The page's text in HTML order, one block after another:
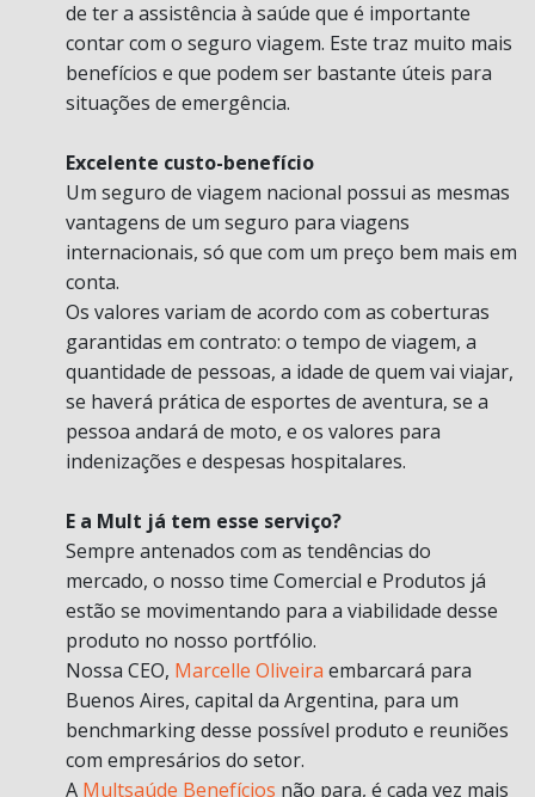
de ter a assistência à saúde que é importante
contar com o seguro viagem. Este traz muito mais
benefícios e que podem ser bastante úteis para
situações de emergência.
Excelente custo-benefício
Um seguro de viagem nacional possui as mesmas
vantagens de um seguro para viagens
internacionais, só que com um preço bem mais em
conta.
Os valores variam de acordo com as coberturas
garantidas em contrato: o tempo de viagem, a
quantidade de pessoas, a idade de quem vai viajar,
se haverá prática de esportes de aventura, se a
pessoa andará de moto, e os valores para
indenizações e despesas hospitalares.
E a Mult já tem esse serviço?
Sempre antenados com as tendências do
mercado, o nosso time Comercial e Produtos já
estão se movimentando para a viabilidade desse
produto no nosso portfólio.
Nossa CEO, Marcelle Oliveira embarcará para
Buenos Aires, capital da Argentina, para um
benchmarking desse possível produto e reuniões
com empresários do setor.
A Multsaúde Benefícios não para, é cada vez mais